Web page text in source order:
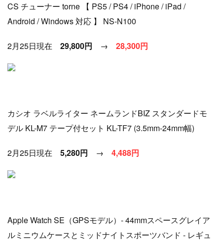
CS チューナー torne 【 PS5 / PS4 / iPhone / iPad /
Android / Windows 対応 】 NS-N100
2月25日現在 29,800円 → 28,300円
カシオ ラベルライター ネームランドBIZ スタンダードモ
デル KL-M7 テープ付セット KL-TF7 (3.5mm-24mm幅)
2月25日現在 5,280円 → 4,488円
Apple Watch SE（GPSモデル）- 44mmスペースグレイア
ルミニウムケースとミッドナイトスポーツバンド - レギュ